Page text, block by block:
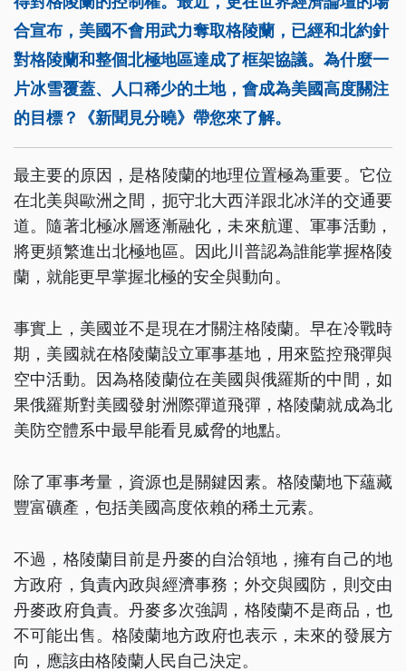
合宣布，美國不會用武力奪取格陵蘭，已經和北約針
對格陵蘭和整個北極地區達成了框架協議。為什麼一
片冰雪覆蓋、人口稀少的土地，會成為美國高度關注
的目標？《新聞見分曉》帶您來了解。
最主要的原因，是格陵蘭的地理位置極為重要。它位
在北美與歐洲之間，扼守北大西洋跟北冰洋的交通要
道。隨著北極冰層逐漸融化，未來航運、軍事活動，
將更頻繁進出北極地區。因此川普認為誰能掌握格陵
蘭，就能更早掌握北極的安全與動向。
事實上，美國並不是現在才關注格陵蘭。早在冷戰時
期，美國就在格陵蘭設立軍事基地，用來監控飛彈與
空中活動。因為格陵蘭位在美國與俄羅斯的中間，如
果俄羅斯對美國發射洲際彈道飛彈，格陵蘭就成為北
美防空體系中最早能看見威脅的地點。
除了軍事考量，資源也是關鍵因素。格陵蘭地下蘊藏
豐富礦產，包括美國高度依賴的稀土元素。
不過，格陵蘭目前是丹麥的自治領地，擁有自己的地
方政府，負責內政與經濟事務；外交與國防，則交由
丹麥政府負責。丹麥多次強調，格陵蘭不是商品，也
不可能出售。格陵蘭地方政府也表示，未來的發展方
向，應該由格陵蘭人民自己決定。